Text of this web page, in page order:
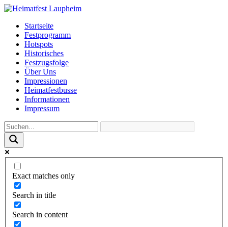
Startseite
Festprogramm
Hotspots
Historisches
Festzugsfolge
Über Uns
Impressionen
Heimatfestbusse
Informationen
Impressum
Exact matches only
Search in title
Search in content